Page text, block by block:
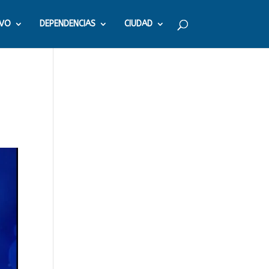
DEPENDENCIAS CIUDAD